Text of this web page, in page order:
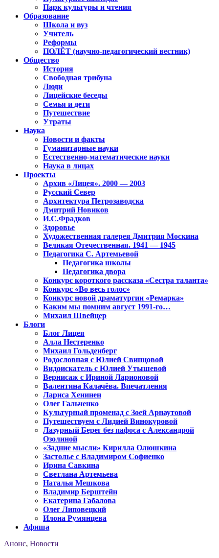
Парк культуры и чтения
Образование
Школа и вуз
Учитель
Реформы
ПОЛЁТ (научно-педагогический вестник)
Общество
История
Свободная трибуна
Люди
Лицейские беседы
Семья и дети
Путешествие
Утраты
Наука
Новости и факты
Гуманитарные науки
Естественно-математические науки
Наука в лицах
Проекты
Архив «Лицея». 2000 — 2003
Русский Север
Архитектура Петрозаводска
Дмитрий Новиков
И.С.Фрадков
Здоровье
Художественная галерея Дмитрия Москина
Великая Отечественная. 1941 — 1945
Педагогика С. Артемьевой
Педагогика школы
Педагогика двора
Конкурс короткого рассказа «Сестра таланта»
Конкурс «Во весь голос»
Конкурс новой драматургии «Ремарка»
Каким мы помним август 1991-го…
Михаил Швейцер
Блоги
Блог Лицея
Алла Нестеренко
Михаил Гольденберг
Родословная с Юлией Свинцовой
Видоискатель с Юлией Утышевой
Вернисаж с Ириной Ларионовой
Валентина Калачёва. Впечатления
Лариса Хенинен
Олег Гальченко
Культурный променад с Зоей Арнаутовой
Путешествуем с Лидией Винокуровой
Лазурный Берег без пафоса с Александрой
Озолиной
«Задние мысли» Кирилла Олюшкина
Застолье с Владимиром Софиенко
Ирина Савкина
Светлана Артемьева
Наталья Мешкова
Владимир Берштейн
Екатерина Габалова
Олег Липовецкий
Илона Румянцева
Афиша
Анонс, Новости